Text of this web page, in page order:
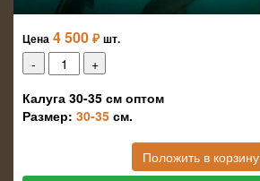
Цена 4 500 ₽ шт.
Калуга 30-35 см оптом
Размер: 30-35 см.
Положить в корзину